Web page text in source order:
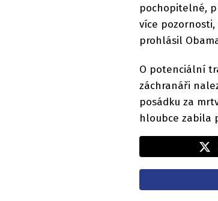
pochopitelné,
více
prohlásil
O potenciální
záchranáři
posádku za
hloubce zabila